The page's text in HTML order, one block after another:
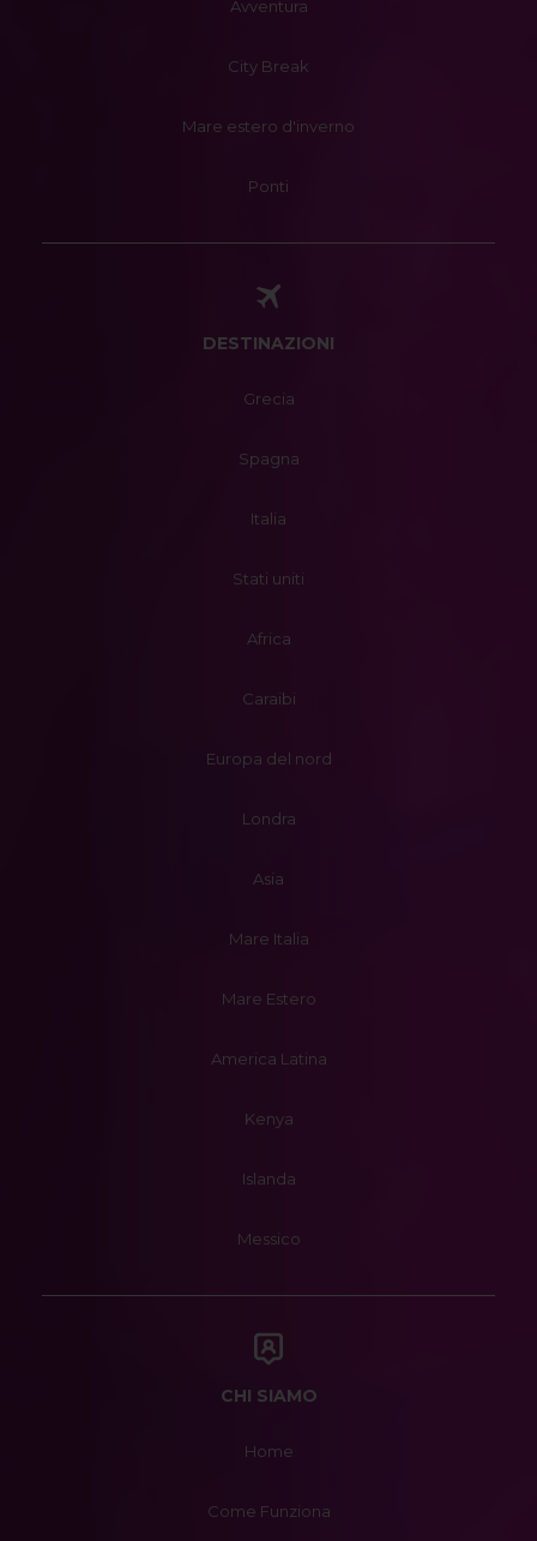
Avventura
City Break
Mare estero d'inverno
Ponti
DESTINAZIONI
Grecia
Spagna
Italia
Stati uniti
Africa
Caraibi
Europa del nord
Londra
Asia
Mare Italia
Mare Estero
America Latina
Kenya
Islanda
Messico
CHI SIAMO
Home
Come Funziona